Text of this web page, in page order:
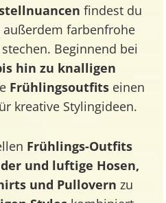
findest du
außerdem farbenfrohe
Beginnend bei
hin zu knalligen
Frühlingsoutfitseinen
kreative Stylingideen.
Frühlings-Outfits
und luftige Hosen,
und Pullovern zu